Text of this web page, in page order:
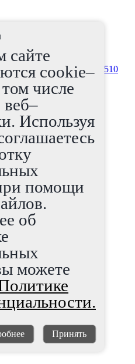
ограждений
25,4 зеркало арт.1202510
AISI 304 25,4
сайте
cookie–
числе
веб–
Используя
помощи
об
можете
Принять